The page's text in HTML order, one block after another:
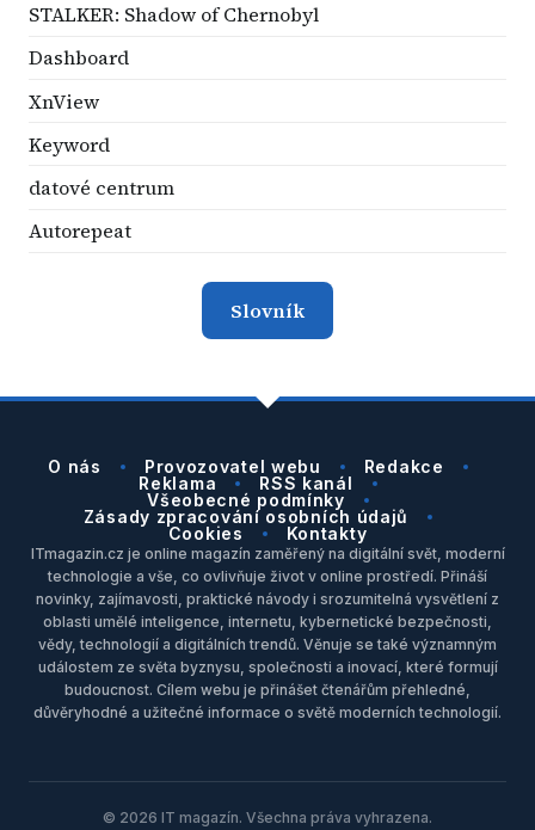
STALKER: Shadow of Chernobyl
Dashboard
XnView
Keyword
datové centrum
Autorepeat
Slovník
O nás Provozovatel webu
Redakce
Reklama
RSS kanál
Všeobecné podmínky
Zásady zpracování osobních údajů
Cookies
Kontakty
ITmagazin.cz je online magazín zaměřený na digitální svět, moderní
technologie a vše, co ovlivňuje život v online prostředí. Přináší
novinky, zajímavosti, praktické návody i srozumitelná vysvětlení z
oblasti umělé inteligence, internetu, kybernetické bezpečnosti,
vědy, technologií a digitálních trendů. Věnuje se také významným
událostem ze světa byznysu, společnosti a inovací, které formují
budoucnost. Cílem webu je přinášet čtenářům přehledné,
důvěryhodné a užitečné informace o světě moderních technologií.
© 2026 IT magazín. Všechna práva vyhrazena.